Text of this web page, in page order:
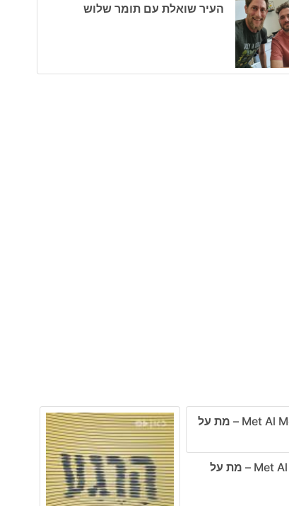
העיר שואלת עם תומר שלוש
Met Al Metal – מת על